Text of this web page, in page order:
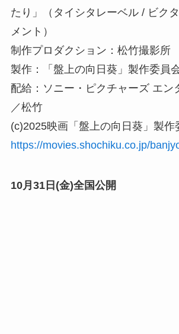
たり」（タイシタレーベル / ビク
メント）
制作プロダクション：松竹撮影所
製作：「盤上の向日葵」製作委員
配給：ソニー・ピクチャーズ エン
／松竹
(c)2025映画「盤上の向日葵」製作
https://movies.shochiku.co.jp/
10月31日(金)全国公開